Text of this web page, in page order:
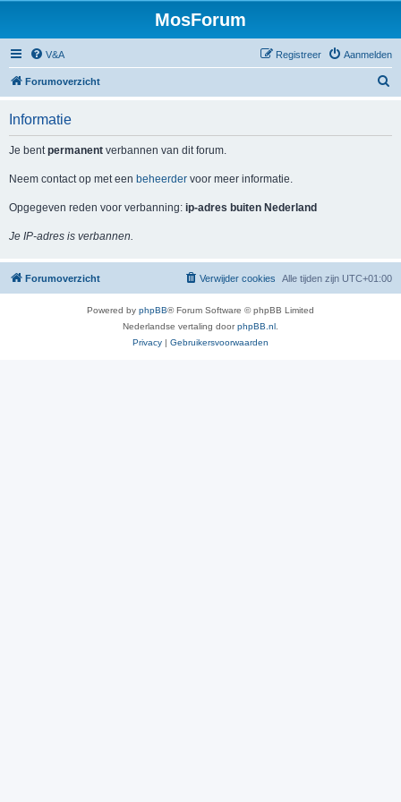
MosForum
V&A Aanmelden
Registreer
Forumoverzicht
Informatie
Je bentpermanent verbannen van dit forum.
Neem contact op met een beheerder voor meer informatie.
Opgegeven reden voor verbanning: ip-adres buiten Nederland
Je IP-adres is verbannen.
Forumoverzicht Alle tijden zijn UTC+01:00
Verwijder cookies
Powered by phpBB® Forum Software © phpBB Limited
Nederlandse vertaling doorphpBB.nl
Privacy | Gebruikersvoorwaarden